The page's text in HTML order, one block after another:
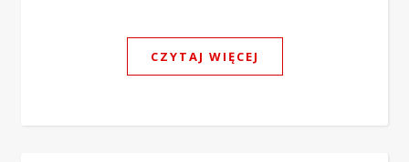
CZYTAJ WIĘCEJ